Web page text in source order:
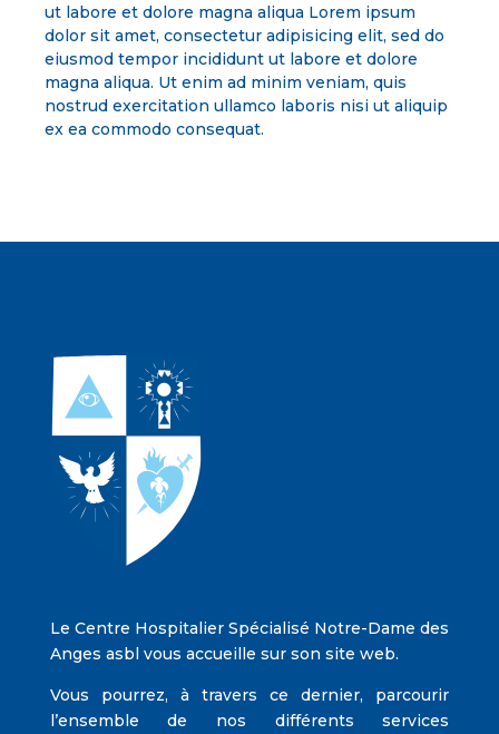
ut labore et dolore magna aliqua Lorem ipsum
dolor sit amet, consectetur adipisicing elit, sed do
eiusmod tempor incididunt ut labore et dolore
magna aliqua. Ut enim ad minim veniam, quis
nostrud exercitation ullamco laboris nisi ut aliquip
ex ea commodo consequat.
Le Centre Hospitalier Spécialisé Notre-Dame des
Anges asbl vous accueille sur son site web.
Vous pourrez, à travers ce dernier, parcourir
l’ensemble de nos différents services